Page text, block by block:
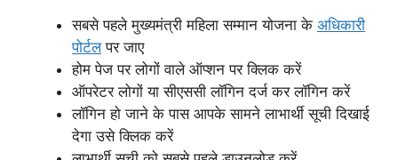
सबसे पहले मुख्यमंत्री महिला सम्मान योजना के अधिकारी
पोर्टलपर जाए
होम पेज पर लोगों वाले ऑप्शन पर क्लिक करें
ऑपरेटर लोगों या सीएससी लॉगिन दर्ज कर लॉगिन करें
लॉगिन हो जाने के पास आपके सामने लाभार्थी सूची दिखाई
देगा उसे क्लिक करें